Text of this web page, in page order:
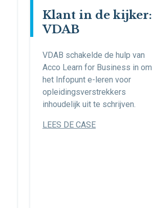
Klant in de kijker:
VDAB
VDAB schakelde de hulp van
Acco Learn for Business in om
het Infopunt e-leren voor
opleidingsverstrekkers
inhoudelijk uit te schrijven.
LEES DE CASE